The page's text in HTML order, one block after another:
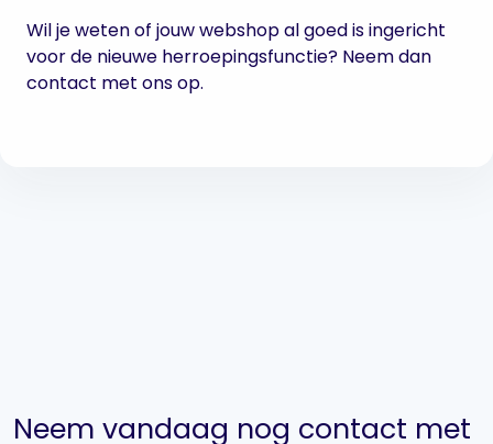
Wil je weten of jouw webshop al goed is ingericht
voor de nieuwe herroepingsfunctie? Neem dan
contact met ons op.
Neem vandaag nog contact met